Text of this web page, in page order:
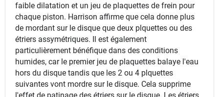
faible dilatation et un jeu de plaquettes de frein pour
chaque piston. Harrison affirme que cela donne plus
de mordant sur le disque que deux plquettes ou des
étriers assymétriques. Il est également
particulièrement bénéfique dans des conditions
humides, car le premier jeu de plaquettes balaye l'eau
hors du disque tandis que les 2 ou 4 plquettes
suivantes vont mordre sur le disque. Cela supprime